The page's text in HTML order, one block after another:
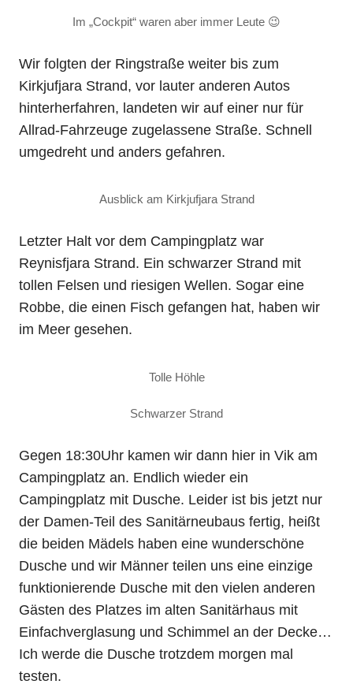
Im „Cockpit“ waren aber immer Leute 😉
Wir folgten der Ringstraße weiter bis zum
Kirkjufjara Strand, vor lauter anderen Autos
hinterherfahren, landeten wir auf einer nur für
Allrad-Fahrzeuge zugelassene Straße. Schnell
umgedreht und anders gefahren.
Ausblick am Kirkjufjara Strand
Letzter Halt vor dem Campingplatz war
Reynisfjara Strand. Ein schwarzer Strand mit
tollen Felsen und riesigen Wellen. Sogar eine
Robbe, die einen Fisch gefangen hat, haben wir
im Meer gesehen.
Tolle Höhle
Schwarzer Strand
Gegen 18:30Uhr kamen wir dann hier in Vik am
Campingplatz an. Endlich wieder ein
Campingplatz mit Dusche. Leider ist bis jetzt nur
der Damen-Teil des Sanitärneubaus fertig, heißt
die beiden Mädels haben eine wunderschöne
Dusche und wir Männer teilen uns eine einzige
funktionierende Dusche mit den vielen anderen
Gästen des Platzes im alten Sanitärhaus mit
Einfachverglasung und Schimmel an der Decke…
Ich werde die Dusche trotzdem morgen mal
testen.